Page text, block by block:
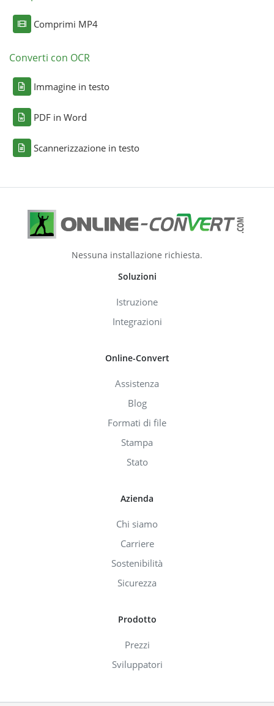
Comprimi MP4
Converti con OCR
Immagine in testo
PDF in Word
Scannerizzazione in testo
Nessuna installazione richiesta.
Soluzioni
Istruzione
Integrazioni
Online-Convert
Assistenza
Blog
Formati di file
Stampa
Stato
Azienda
Chi siamo
Carriere
Sostenibilità
Sicurezza
Prodotto
Prezzi
Sviluppatori